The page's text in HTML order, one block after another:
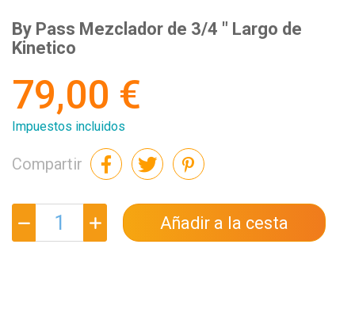
By Pass Mezclador de 3/4 " Largo de
Kinetico
79,00 €
Impuestos incluidos
Compartir
Añadir a la cesta